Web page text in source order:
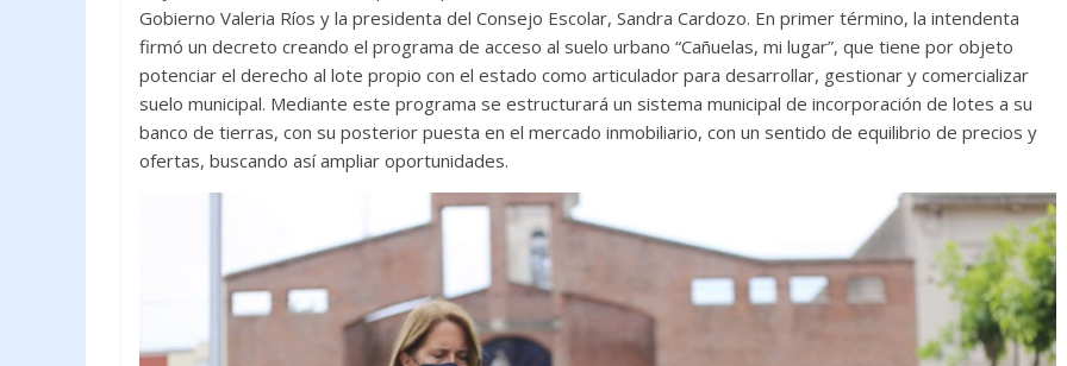
Gobierno Valeria Ríos y la presidenta del Consejo Escolar, Sandra Cardozo. En primer término, la intendenta
firmó un decreto creando el programa de acceso al suelo urbano “Cañuelas, mi lugar”, que tiene por objeto
potenciar el derecho al lote propio con el estado como articulador para desarrollar, gestionar y comercializar
suelo municipal. Mediante este programa se estructurará un sistema municipal de incorporación de lotes a su
banco de tierras, con su posterior puesta en el mercado inmobiliario, con un sentido de equilibrio de precios y
ofertas, buscando así ampliar oportunidades.